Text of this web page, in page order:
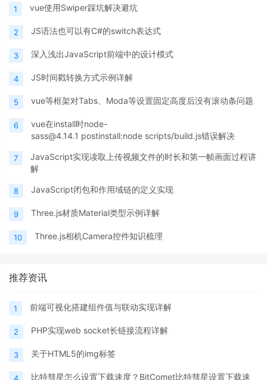
1 vue使用Swiper踩坑解决避坑
2 JS语法也可以有C#的switch表达式
3 深入浅出JavaScript前端中的设计模式
4 JS时间戳转换方式示例详解
5 vue等框架对Tabs、Moda等设置固定高度后没有滚动条问题
6
vue在install时node-
sass@4.14.1 postinstall:node scripts/build.js错误解决
7
JavaScript实现读取上传视频文件的时长和第一帧画面过程讲
解
8 JavaScript闭包和作用域链的定义实现
9 Three.js材质Material类型示例详解
10 Three.js相机Camera控件知识梳理
推荐资讯
1 前端可视化搭建组件值与联动实现详解
2 PHP实现web socket长链接流程详解
3 关于HTML5的img标签
4
比特彗星怎么设置下载速度？BitComet比特彗星设置下载速